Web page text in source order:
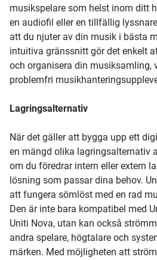
musikspelare som helst inom ditt
en audiofil eller en tillfällig
att du njuter av din musik i bästa
intuitiva gränssnitt gör det enkelt
och organisera din musiksamling,
problemfri
Lagringsalternativ
När det gäller att bygga upp ett
en mängd olika lagringsalternativ
om du föredrar intern eller extern
lösning som passar dina behov.
att fungera sömlöst med en rad
Den är inte bara kompatibel med
Uniti Nova, utan kan också
andra spelare, högtalare och
märken. Med möjligheten att